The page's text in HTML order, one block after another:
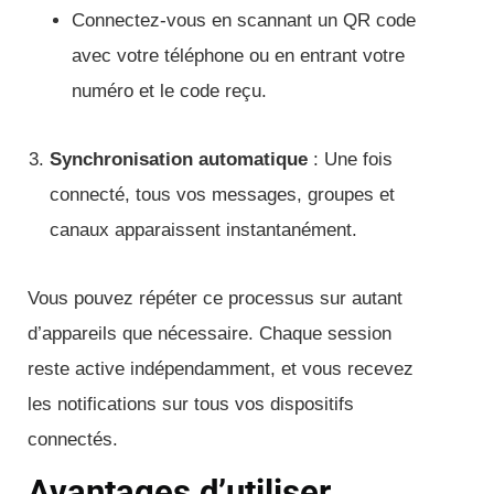
Connectez-vous en scannant un QR code
avec votre téléphone ou en entrant votre
numéro et le code reçu.
Synchronisation automatique : Une fois
connecté, tous vos messages, groupes et
canaux apparaissent instantanément.
Vous pouvez répéter ce processus sur autant
d’appareils que nécessaire. Chaque session
reste active indépendamment, et vous recevez
les notifications sur tous vos dispositifs
connectés.